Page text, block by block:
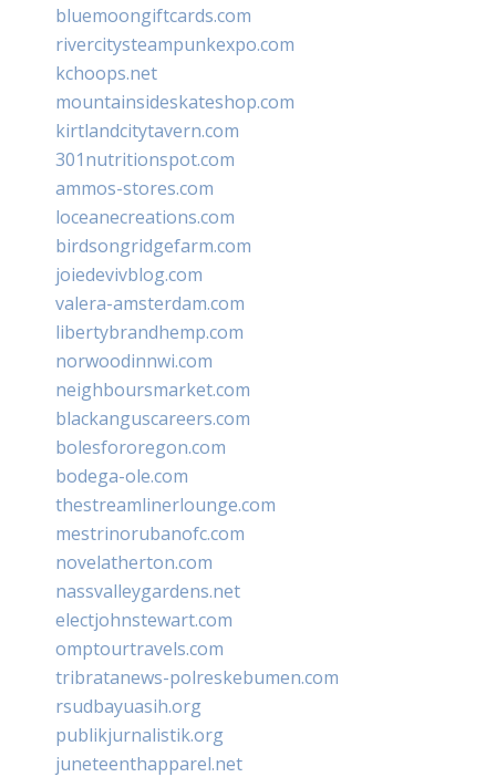
bluemoongiftcards.com
rivercitysteampunkexpo.com
kchoops.net
mountainsideskateshop.com
kirtlandcitytavern.com
301nutritionspot.com
ammos-stores.com
loceanecreations.com
birdsongridgefarm.com
joiedevivblog.com
valera-amsterdam.com
libertybrandhemp.com
norwoodinnwi.com
neighboursmarket.com
blackanguscareers.com
bolesfororegon.com
bodega-ole.com
thestreamlinerlounge.com
mestrinorubanofc.com
novelatherton.com
nassvalleygardens.net
electjohnstewart.com
omptourtravels.com
tribratanews-polreskebumen.com
rsudbayuasih.org
publikjurnalistik.org
juneteenthapparel.net